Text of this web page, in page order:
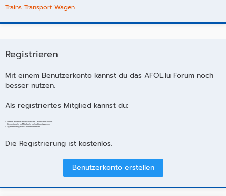
Trains Transport Wagen
Registrieren
Mit einem Benutzerkonto kannst du das AFOL.lu Forum noch
besser nutzen.
Als registriertes Mitglied kannst du:
- Themen abonnieren und auf dem Laufenden bleiben
- Dich mit anderen Mitgliedern direkt austauschen
- Eigene Beiträge und Themen erstellen
Die Registrierung ist kostenlos.
Benutzerkonto erstellen